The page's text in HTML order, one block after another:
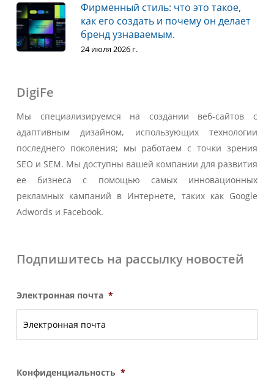
Фирменный стиль: что это такое,
как его создать и почему он делает
бренд узнаваемым.
24 июля 2026 г.
DigiFe
Мы специализируемся на создании веб-сайтов с
адаптивным дизайном, использующих технологии
последнего поколения; мы работаем с точки зрения
SEO и SEM. Мы доступны вашей компании для развития
ее бизнеса с помощью самых инновационных
рекламных кампаний в Интернете, таких как Google
Adwords и Facebook.
Подпишитесь на рассылку новостей
Электронная почта *
Конфиденциальность *